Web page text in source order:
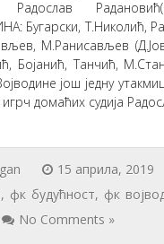
Радослав
Бугарски, Т.Николић,
М.Ранисављев
Бојанић, Танчић,
још једну
домаћих судија
15 априла, 2019
, фк будућност, фк
No Comments »